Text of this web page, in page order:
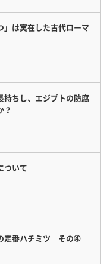
」は実在した古代ローマ
持ちし、エジプトの防腐
？
ついて
定番ハチミツ その➃